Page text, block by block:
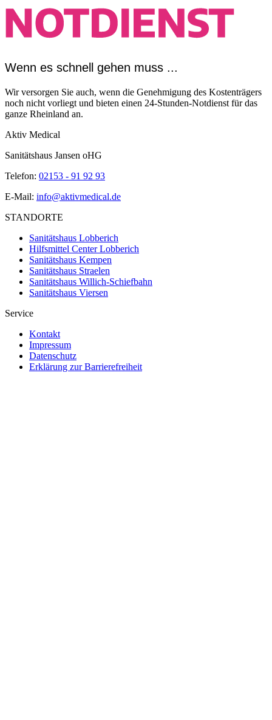
Wenn es schnell gehen muss ...
Wir versorgen Sie auch, wenn die Genehmigung des Kostenträgers
noch nicht vorliegt und bieten einen 24-Stunden-Notdienst für das
ganze Rheinland an.
Aktiv Medical
Sanitätshaus Jansen oHG
Telefon: 02153 - 91 92 93
E-Mail: info@aktivmedical.de
STANDORTE
Sanitätshaus Lobberich
Hilfsmittel Center Lobberich
Sanitätshaus Kempen
Sanitätshaus Straelen
Sanitätshaus Willich-Schiefbahn
Sanitätshaus Viersen
Service
Kontakt
Impressum
Datenschutz
Erklärung zur Barrierefreiheit